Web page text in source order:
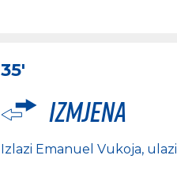
35'
Izmjena
Izlazi Emanuel Vukoja, ulazi